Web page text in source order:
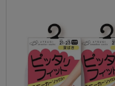
WOMEN